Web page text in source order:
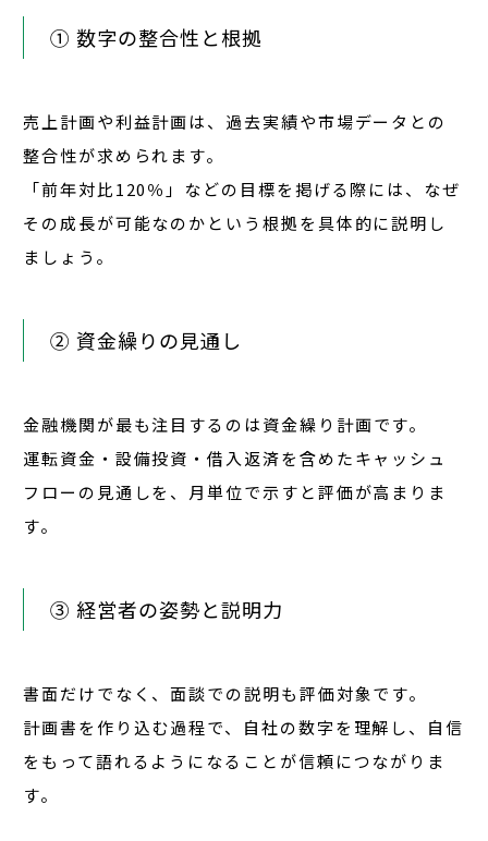
① 数字の整合性と根拠
売上計画や利益計画は、過去実績や市場データとの
整合性が求められます。
「前年対比120％」などの目標を掲げる際には、 なぜ
その成長が可能なのかという根拠を具体的に説明し
ましょう。
② 資金繰りの見通し
金融機関が最も注目するのは資金繰り計画です。
運転資金・設備投資・借入返済を含めたキャッシュ
フローの見通しを、月単位で示す と評価が高まりま
す。
③ 経営者の姿勢と説明力
書面だけでなく、面談での説明も評価対象です。
計画書を作り込む過程で、 自社の数字を理解し、自信
をもって語れるように なることが信頼につながりま
す。